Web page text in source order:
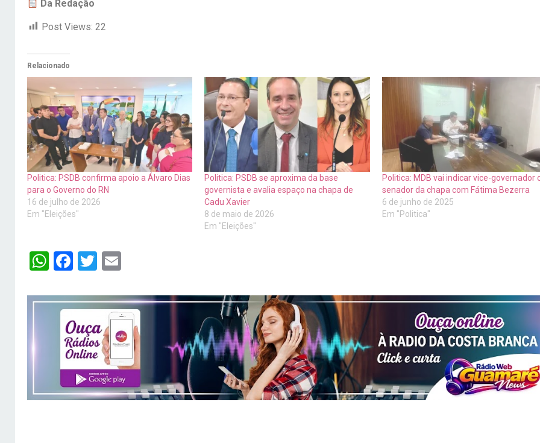
Da Redação
Post Views: 22
Relacionado
Politica: PSDB confirma apoio a Álvaro Dias
para o Governo do RN
16 de julho de 2026
Em "Eleições"
Politica: PSDB se aproxima da base
governista e avalia espaço na chapa de
Cadu Xavier
8 de maio de 2026
Em "Eleições"
Politica: MDB vai indicar vice-governador
senador da chapa com Fátima Bezerra
6 de junho de 2025
Em "Politica"
WhatsApp
Facebook
Twitter
Email